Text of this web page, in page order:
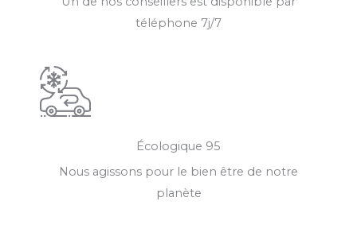
téléphone 7j/7
Écologique 95
Nous agissons pour le bien être de notre
planète